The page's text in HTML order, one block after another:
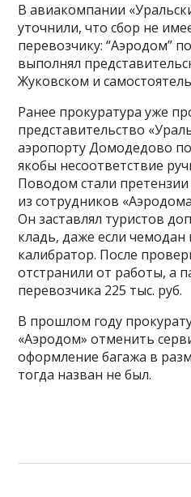
В авиакомпании
уточнили, что сбор не
перевозчику: “Аэродом”
выполнял
Жуковском и
Ранее прокуратура уже
представительство
аэропорту Домодедово
якобы несоответствие
Поводом стали
из сотрудников
Он заставлял туристов
кладь, даже если
калибратор. После
отстранили от работы, а
перевозчика 225 тыс. руб.
В прошлом году
«Аэродом» отменить
оформление багажа в
тогда назван не был.